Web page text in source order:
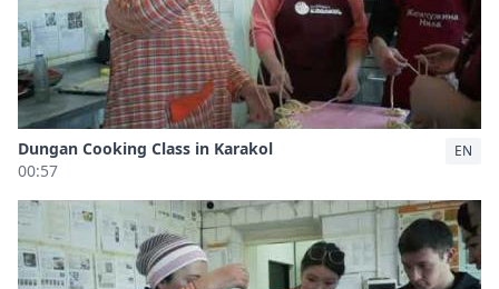
Dungan Cooking Class in Karakol
00:57
EN